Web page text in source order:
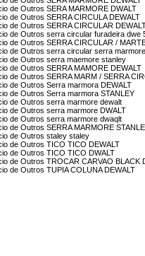
de Outros SERA MARMORE DWALT
de Outros SERRA CIRCULA DEWALT
de Outros SERRA CIRCULAR
de Outros serra circular furadeira dwe
de Outros SERRA CIRCULAR /
de Outros serra circular serra
de Outros serra maemore stanley
de Outros SERRA MAMORE DEWALT
de Outros SERRA MARM / SERRA
de Outros Serra marmora DEWALT
de Outros Serra marmora STANLEY
de Outros serra marmore dewalt
de Outros serra marmore DWALT
de Outros serra marmore dwaqlt
de Outros SERRA MARMORE
de Outros staley staley
de Outros TICO TICO DEWALT
de Outros TICO TICO DWALT
de Outros TROCAR CARVAO BLACK
de Outros TUPIA COLUNA DEWALT